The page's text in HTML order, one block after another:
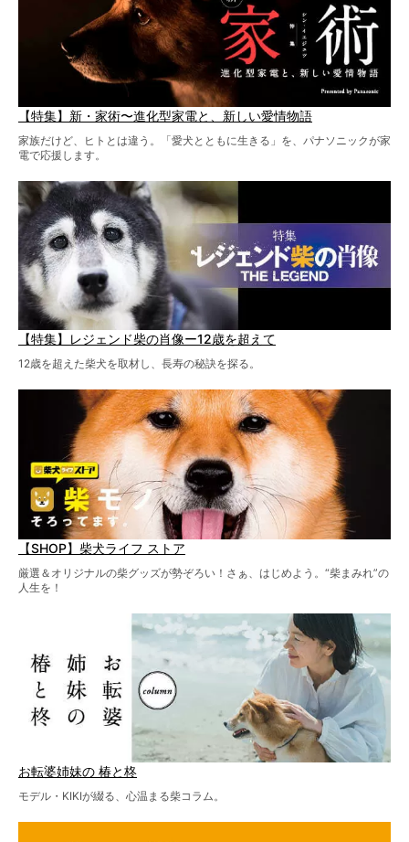
【特集】新・家術〜進化型家電と、新しい愛情物語
家族だけど、ヒトとは違う。「愛犬とともに生きる」を、パナソニックが家
電で応援します。
【特集】レジェンド柴の肖像ー12歳を超えて
12歳を超えた柴犬を取材し、長寿の秘訣を探る。
【SHOP】柴犬ライフ ストア
厳選＆オリジナルの柴グッズが勢ぞろい！さぁ、はじめよう。“柴まみれ”の
人生を！
お転婆姉妹の 椿と柊
モデル・KIKIが綴る、心温まる柴コラム。